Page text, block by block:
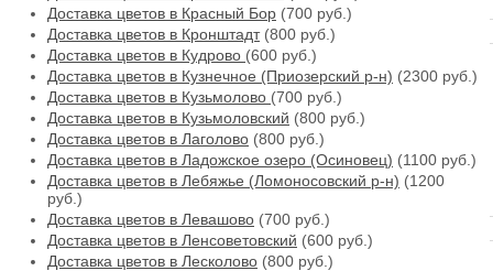
Доставка цветов в Красный Бор (700 руб.)
Доставка цветов в Кронштадт(800 руб.)
Доставка цветов в Кудрово (600 руб.)
Доставка цветов в Кузнечное (Приозерский р-н) (2300 руб.)
Доставка цветов в Кузьмолово (700 руб.)
Доставка цветов в Кузьмоловский (800 руб.)
Доставка цветов в Лаголово (800 руб.)
Доставка цветов в Ладожское озеро (Осиновец) (1100 руб.)
Доставка цветов в Лебяжье (Ломоносовский р-н) (1200
руб.)
Доставка цветов в Левашово (700 руб.)
Доставка цветов в Ленсоветовский (600 руб.)
Доставка цветов в Лесколово (800 руб.)